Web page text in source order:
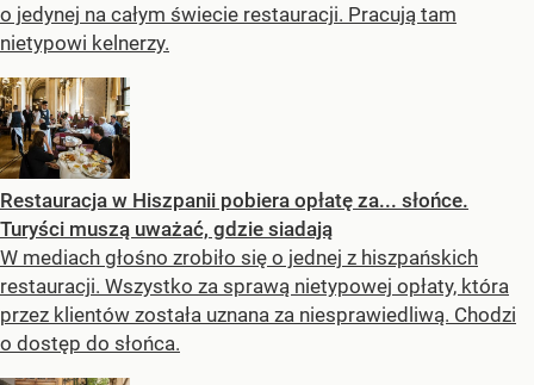
o jedynej na całym świecie restauracji. Pracują tam
nietypowi kelnerzy.
Restauracja w Hiszpanii pobiera opłatę za... słońce.
Turyści muszą uważać, gdzie siadają
W mediach głośno zrobiło się o jednej z hiszpańskich
restauracji. Wszystko za sprawą nietypowej opłaty, która
przez klientów została uznana za niesprawiedliwą. Chodzi
o dostęp do słońca.